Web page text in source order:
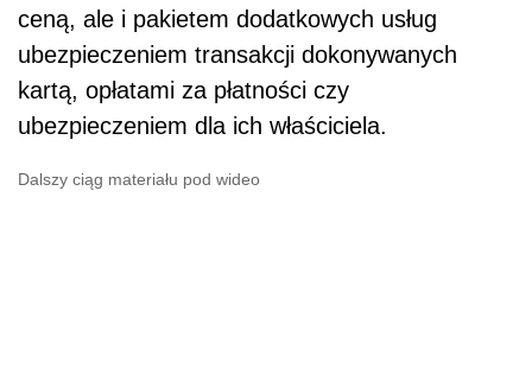
ceną, ale i pakietem dodatkowych usług
ubezpieczeniem transakcji dokonywanych
kartą, opłatami za płatności czy
ubezpieczeniem dla ich właściciela.
Dalszy ciąg materiału pod wideo